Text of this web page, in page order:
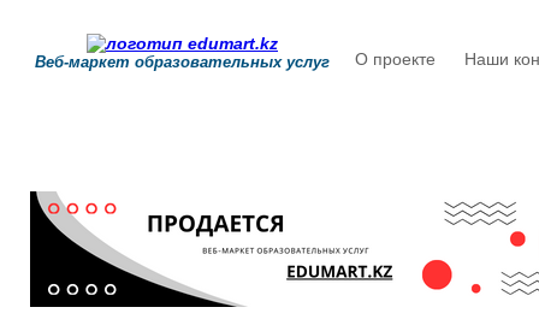
Веб-маркет образовательных услуг О проекте Наши